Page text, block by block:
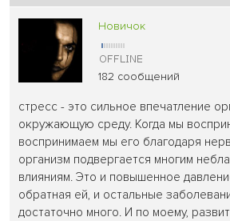
Новичок
182 сообщений
стресс - это сильное впечатление
окружающую среду. Когда мы
воспринимаем мы его благодаря
организм подвергается многим
влияниям. Это и повышенное
обратная ей, и остальные
достаточно много. И по моему,